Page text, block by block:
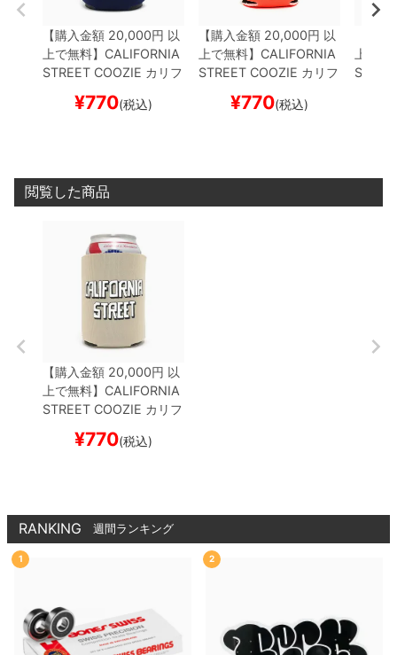
【購入金額 20,000円 以
上で無料】 CALIFORNIA
STREET COOZIE カリフ
ンククーラーBLOCK by
¥770(税込)
【購入金額 20,000円 以
上で無料】 CALIFORNIA
STREET COOZIE カリフ
ンククーラーBLOCK by
¥770(税込)
上で無
閲覧した商品
【購入金額 20,000円 以
上で無料】 CALIFORNIA
STREET COOZIE カリフ
ンククーラーBLOCK by
¥770(税込)
RANKING 週間ランキング
1 2